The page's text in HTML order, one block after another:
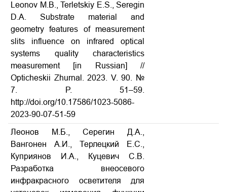
Leonov M.B., Terletskiy E.S., Seregin
D.A. Substrate material and
geometry features of measurement
slits influence on infrared optical
systems quality characteristics
measurement [in Russian] //
Opticheskii Zhurnal. 2023. V. 90. №
7. P. 51–59.
http://doi.org/10.17586/1023-5086-
2023-90-07-51-59
Леонов М.Б., Серегин Д.А.,
Вангонен А.И., Терлецкий Е.С.,
Куприянов И.А., Куцевич С.В.
Разработка внеосевого
инфракрасного осветителя для